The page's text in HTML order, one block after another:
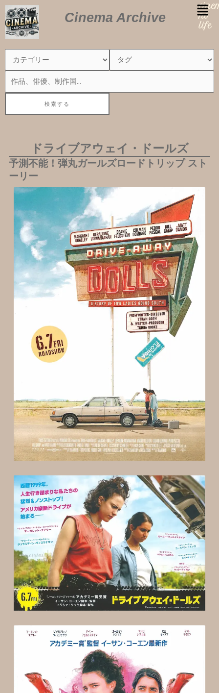
内
容
を
ス
Cinema Archive
no
life
ドライブアウェイ・ドールズ
予測不能！弾丸ガールズロードトリップ スト
ーリー